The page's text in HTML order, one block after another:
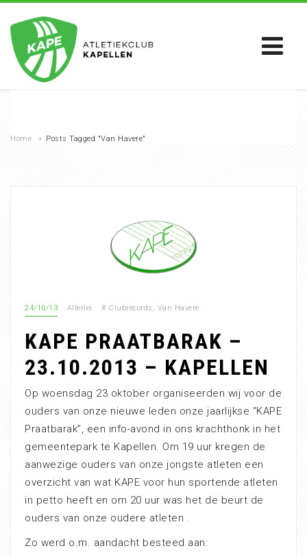
Home › Posts Tagged "Van Havere"
24/10/13 Allerlei # Clubrecords , Van Havere
KAPE PRAATBARAK –
23.10.2013 – KAPELLEN
Op woensdag 23 oktober organiseerden wij voor de
ouders van onze nieuwe leden onze jaarlijkse “KAPE
Praatbarak”, een info-avond in ons krachthonk in het
gemeentepark te Kapellen. Om 19 uur kregen de
aanwezige ouders van onze jongste atleten een
overzicht van wat KAPE voor hun sportende atleten
in petto heeft en om 20 uur was het de beurt de
ouders van onze oudere atleten .
Zo werd o.m. aandacht besteed aan: